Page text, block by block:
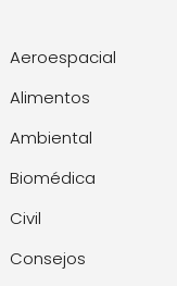
Aeroespacial
Alimentos
Ambiental
Biomédica
Civil
Consejos